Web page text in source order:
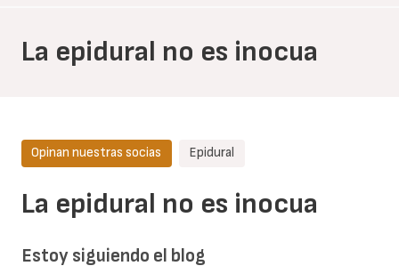
La epidural no es inocua
La epidural no es inocua
Opinan nuestras socias Epidural
Estoy siguiendo el blog